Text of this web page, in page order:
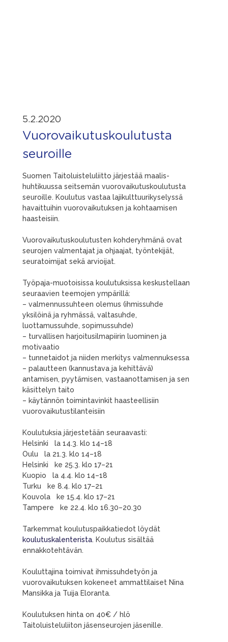
5.2.2020
Vuorovaikutuskoulutusta
seuroille
Suomen Taitoluisteluliitto järjestää maalis-
huhtikuussa seitsemän vuorovaikutuskoulutusta
seuroille. Koulutus vastaa lajikulttuurikyselyssä
havaittuihin vuorovaikutuksen ja kohtaamisen
haasteisiin.
Vuorovaikutuskoulutusten kohderyhmänä ovat
seurojen valmentajat ja ohjaajat, työntekijät,
seuratoimijat sekä arvioijat.
Työpaja-muotoisissa koulutuksissa keskustellaan
seuraavien teemojen ympärillä:
– valmennussuhteen olemus (ihmissuhde
yksilöinä ja ryhmässä, valtasuhde,
luottamussuhde, sopimussuhde)
– turvallisen harjoitusilmapiirin luominen ja
motivaatio
– tunnetaidot ja niiden merkitys valmennuksessa
– palautteen (kannustava ja kehittävä)
antamisen, pyytämisen, vastaanottamisen ja sen
käsittelyn taito
– käytännön toimintavinkit haasteellisiin
vuorovaikutustilanteisiin
Koulutuksia järjestetään seuraavasti:
Helsinki la 14.3. klo 14–18
Oulu la 21.3. klo 14–18
Helsinki ke 25.3. klo 17–21
Kuopio la 4.4. klo 14–18
Turku ke 8.4. klo 17–21
Kouvola ke 15.4. klo 17–21
Tampere ke 22.4. klo 16.30–20.30
Tarkemmat koulutuspaikkatiedot löydät
koulutuskalenterista. Koulutus sisältää
ennakkotehtävän.
Kouluttajina toimivat ihmissuhdetyön ja
vuorovaikutuksen kokeneet ammattilaiset Nina
Mansikka ja Tuija Eloranta.
Koulutuksen hinta on 40€ / hlö
Taitoluisteluliiton jäsenseurojen jäsenille.